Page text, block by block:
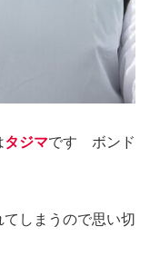
タジマです ボンド
しまうので思い切